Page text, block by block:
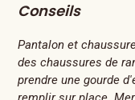
Conseils
Pantalon et
des chaussures de
prendre une gourde